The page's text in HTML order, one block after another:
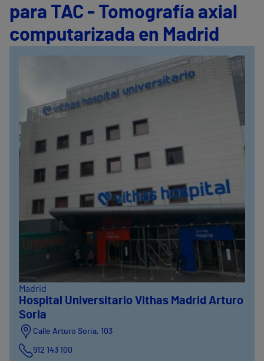
para TAC - Tomografía axial
computarizada en Madrid
Madrid
Hospital Universitario Vithas Madrid Arturo
Soria
Calle Arturo Soria, 103
912 143 100